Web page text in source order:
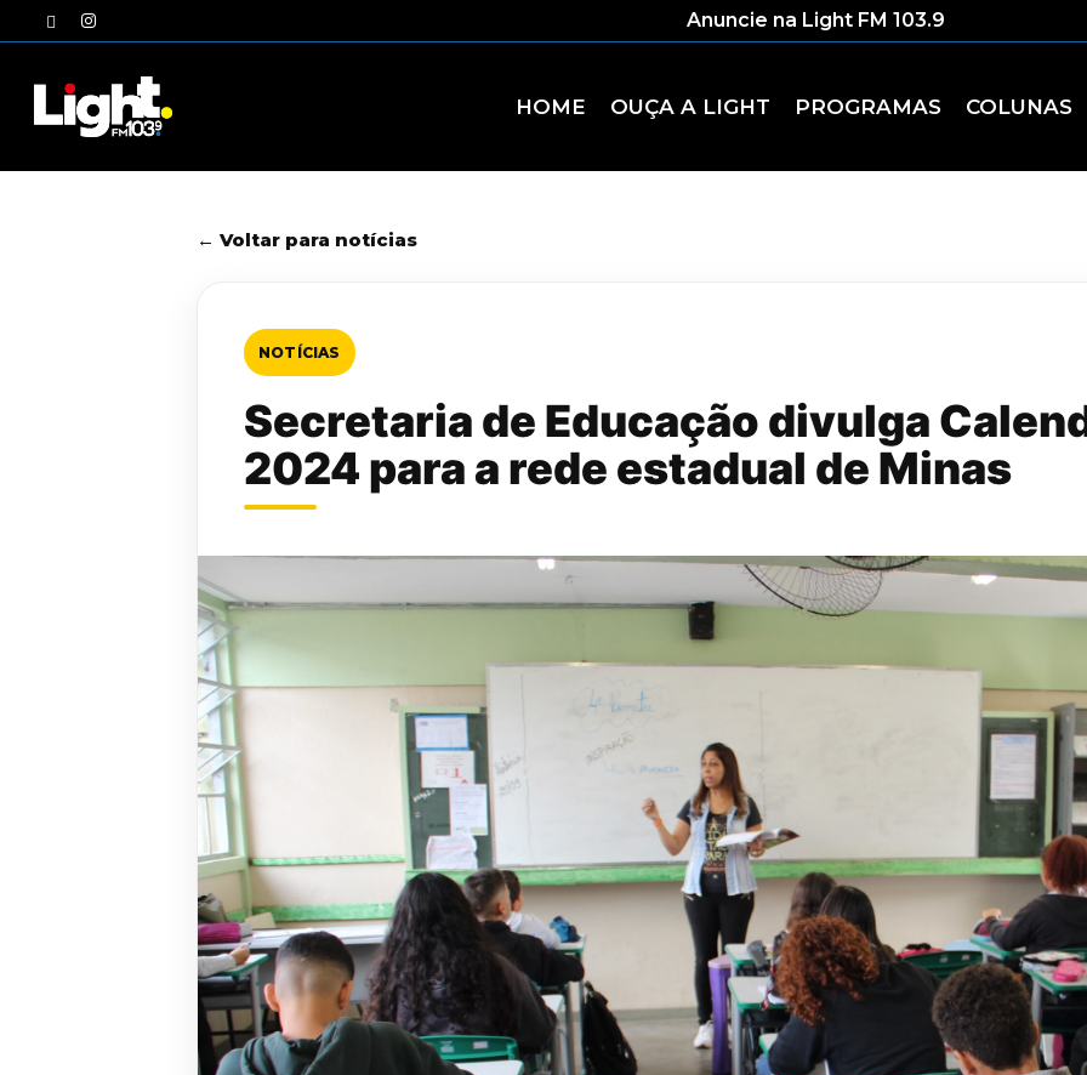
to
twitterinstagram Anuncie na Light FM 103.9
HOME OUÇA A LIGHT PROGRAMAS COLUNAS
← Voltar para notícias
NOTÍCIAS
Secretaria de Educação divulga
2024 para a rede estadual de Minas